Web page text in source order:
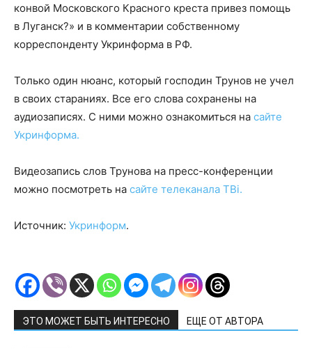
конвой Московского Красного креста привез помощь
в Луганск?» и в комментарии собственному
корреспонденту Укринформа в РФ.
Только один нюанс, который господин Трунов не учел
в своих стараниях. Все его слова сохранены на
аудиозаписях. С ними можно ознакомиться на сайте
Укринформа.
Видеозапись слов Трунова на пресс-конференции
можно посмотреть на сайте телеканала ТВі.
Источник: Укринформ.
ЭТО МОЖЕТ БЫТЬ ИНТЕРЕСНО ЕЩЕ ОТ АВТОРА